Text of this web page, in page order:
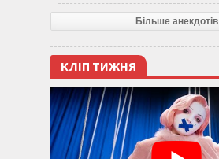
Більше анекдотів
КЛІП ТИЖНЯ